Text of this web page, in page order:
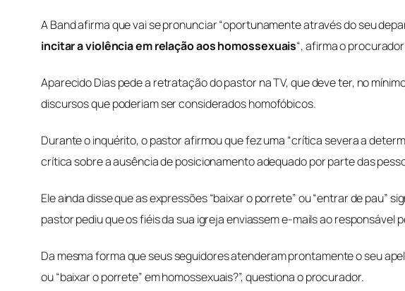
A Band afirma que vai se pronunciar “oportunamente através do seu
incitar a violência em relação aos homossexuais“, afirma o
Aparecido Dias pede a retratação do pastor na TV, que deve ter, no
discursos que poderiam ser considerados homofóbicos.
Durante o inquérito, o pastor afirmou que fez uma “crítica severa a
crítica sobre a ausência de posicionamento adequado por parte das
Ele ainda disse que as expressões “baixar o porrete” ou “entrar de pau”
pastor pediu que os fiéis da sua igreja enviassem e-mails ao
Da mesma forma que seus seguidores atenderam prontamente o seu
ou “baixar o porrete” em homossexuais?”, questiona o procurador.